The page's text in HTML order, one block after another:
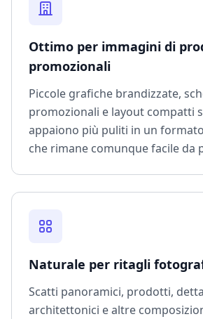
Ottimo per immagini di
promozionali
Piccole grafiche brandizzate,
promozionali e layout compatti
appaiono più puliti in un
che rimane comunque facile da
Naturale per ritagli
Scatti panoramici, prodotti,
architettonici e altre